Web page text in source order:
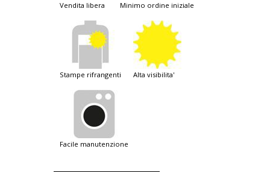
vendita libera minimo ordine iniziale
stampe rifrangenti alta visibilita'
facile manutenzione